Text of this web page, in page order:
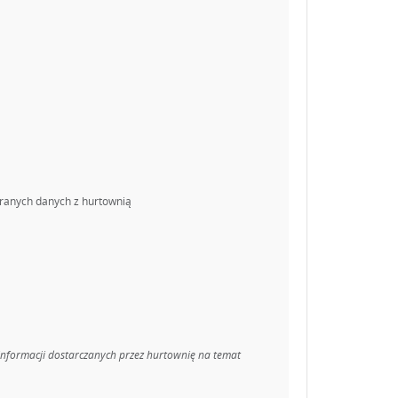
danych z hurtownią
dostarczanych przez hurtownię na temat